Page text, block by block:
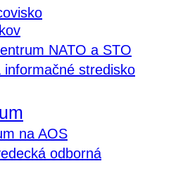
NATO a STO
informačné stredisko
na AOS
odborná